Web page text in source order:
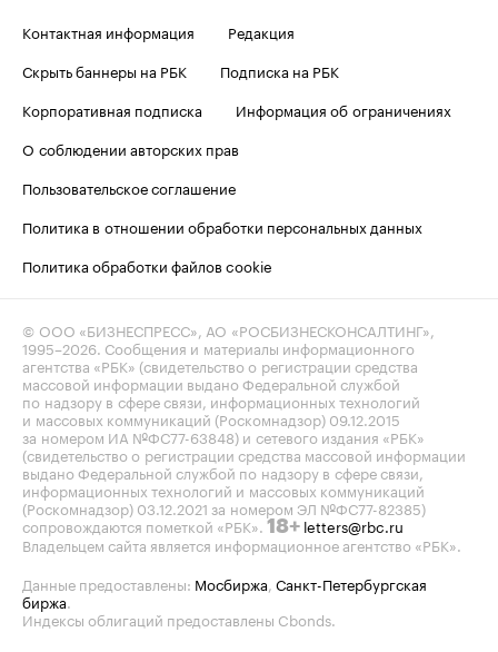
Контактная информация
Редакция
Скрыть баннеры на РБК
Подписка на РБК
Корпоративная подписка
Информация об ограничениях
О соблюдении авторских прав
Пользовательское соглашение
Политика в отношении обработки персональных данных
Политика обработки файлов cookie
© ООО «БИЗНЕСПРЕСС», АО «РОСБИЗНЕСКОНСАЛТИНГ»,
1995–2026. Сообщения и материалы информационного
агентства «РБК» (свидетельство о регистрации средства
массовой информации выдано Федеральной службой
по надзору в сфере связи, информационных технологий
и массовых коммуникаций (Роскомнадзор) 09.12.2015
за номером ИА №ФС77-63848) и сетевого издания «РБК»
(свидетельство о регистрации средства массовой информации
выдано Федеральной службой по надзору в сфере связи,
информационных технологий и массовых коммуникаций
(Роскомнадзор) 03.12.2021 за номером ЭЛ №ФС77-82385)
сопровождаются пометкой «РБК». 18+ letters@rbc.ru
Владельцем сайта является информационное агентство «РБК».
Данные предоставлены: Мосбиржа, Санкт-Петербургская
биржа.
Индексы облигаций предоставлены Cbonds.